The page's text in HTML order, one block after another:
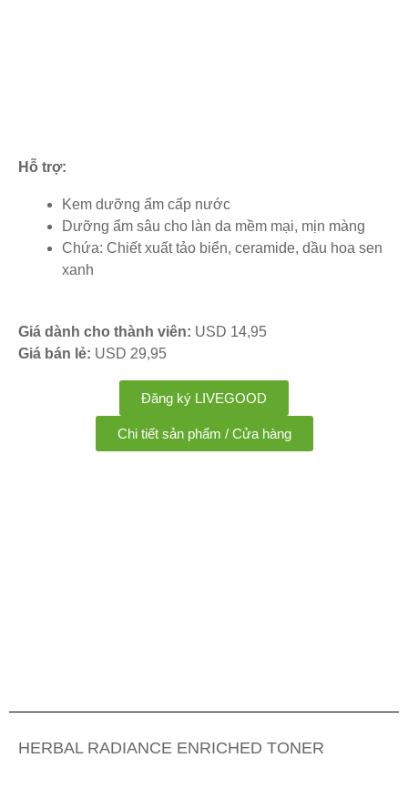
Hỗ trợ:
Kem dưỡng ẩm cấp nước
Dưỡng ẩm sâu cho làn da mềm mại, mịn màng
Chứa: Chiết xuất tảo biển, ceramide, dầu hoa sen
xanh
Giá dành cho thành viên: USD 14,95
Giá bán lẻ: USD 29,95
Đăng ký LIVEGOOD
Chi tiết sản phẩm / Cửa hàng
HERBAL RADIANCE ENRICHED TONER